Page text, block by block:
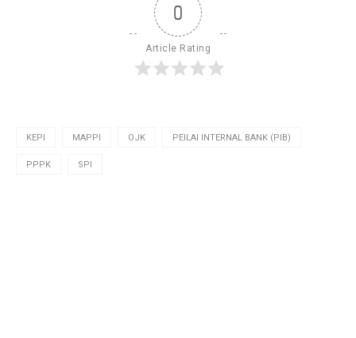
0
Article Rating
KEPI MAPPI OJK PEILAI INTERNAL BANK (PIB)
PPPK SPI